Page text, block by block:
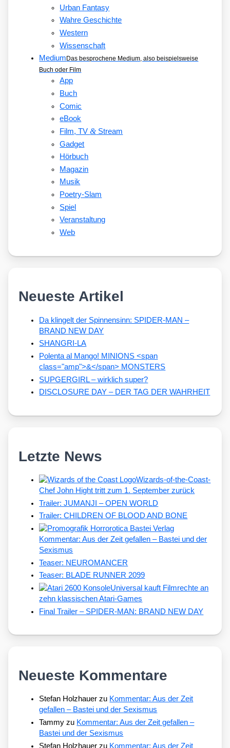
Urban Fantasy
Wahre Geschichte
Western
Wissenschaft
Medium Das besprochene Medium, also beispielsweise
Buch oder Film
App
Buch
Comic
eBook
Film, TV&Stream
Gadget
Hörbuch
Magazin
Musik
Poetry-Slam
Spiel
Veranstaltung
Web
Neueste Artikel
Da klingelt der Spinnensinn: SPIDER-MAN –
BRAND NEW DAY
SHANGRI-LA
Polenta al Mango! MINIONS <span
class="amp">&</span> MONSTERS
SUPGERGIRL – wirklich super?
DISCLOSURE DAY – DER TAG DER WAHRHEIT
Letzte News
Wizards-of-the-Coast-
Chef John Hight tritt zum 1. September zurück
Trailer: JUMANJI – OPEN WORLD
Trailer: CHILDREN OF BLOOD AND BONE
Kommentar: Aus der Zeit gefallen – Bastei und der
Sexismus
Teaser: NEUROMANCER
Teaser: BLADE RUNNER 2099
Universal kauft Filmrechte an
zehn klassischen Atari-Games
Final Trailer – SPIDER-MAN: BRAND NEW DAY
Neueste Kommentare
Stefan Holzhauer zu Kommentar: Aus der Zeit
gefallen – Bastei und der Sexismus
Tammy zu Kommentar: Aus der Zeit gefallen –
Bastei und der Sexismus
Stefan Holzhauer zu Kommentar: Aus der Zeit